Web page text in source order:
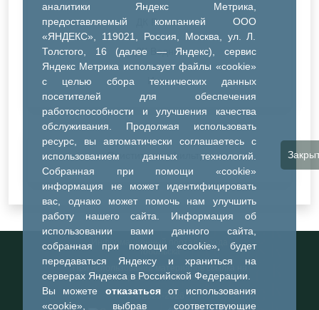
аналитики Яндекс Метрика,
предоставляемый компанией ООО
«ЯНДЕКС», 119021, Россия, Москва, ул. Л.
Толстого, 16 (далее — Яндекс), сервис
Яндекс Метрика использует файлы «cookie»
с целью сбора технических данных
посетителей для обеспечения
работоспособности и улучшения качества
обслуживания. Продолжая использовать
ресурс, вы автоматически соглашаетесь с
использованием данных технологий.
Собранная при помощи «cookie»
информация не может идентифицировать
вас, однако может помочь нам улучшить
работу нашего сайта. Информация об
использовании вами данного сайта,
собранная при помощи «cookie», будет
передаваться Яндексу и храниться на
серверах Яндекса в Российской Федерации.
Вы можете отказатьсяот использования
«cookie», выбрав соответствующие
ДК Речник
ДК Водник
Иное
Очистить все фильтры
Информационный портал города
Тобольска
При использовании материалов ссылка на
портал обязательна
©2023-2026